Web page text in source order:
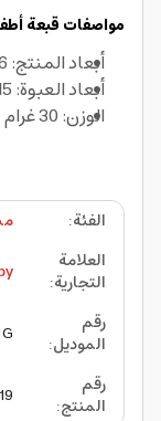
مواصفات قبعة
أبعاد المنتج: 26 × 16 سم
أبعاد العبوة: 15 × 15 × 2 سم
الوزن: 30 غرام
الفئة:
العلامة
التجارية:
رقم
الموديل:
رقم
المنتج: